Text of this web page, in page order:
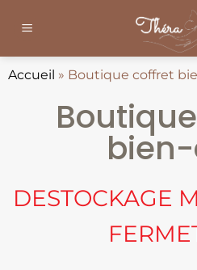
Accueil » Boutique coffret
DESTOCKAGE